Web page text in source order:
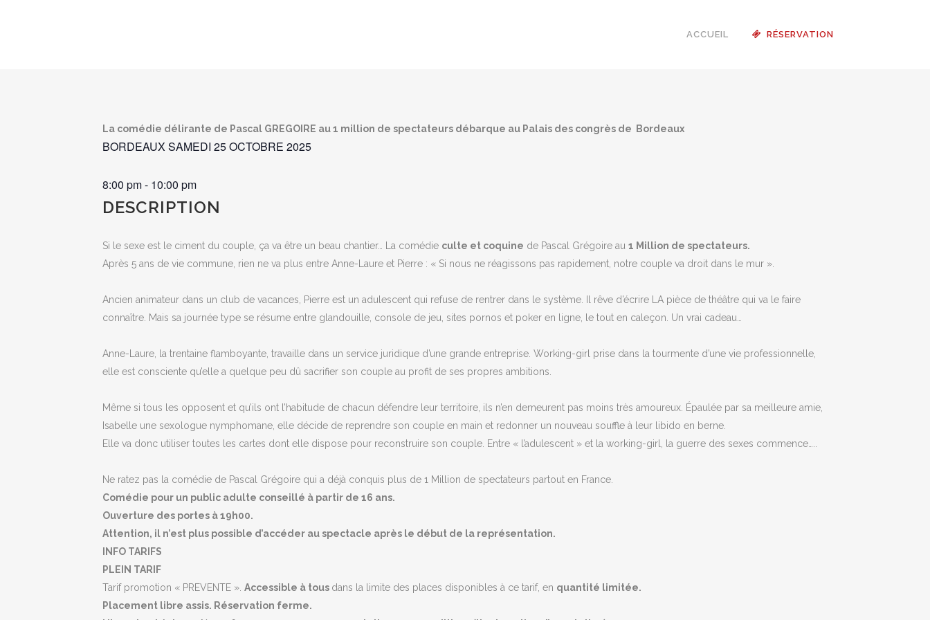
ACCUEIL RÉSERVATION
La comédie délirante de Pascal GREGOIRE au 1 million de spectateurs débarque au Palais des congrès de Bordeaux
BORDEAUX SAMEDI 25 OCTOBRE 2025
8:00 pm- 10:00 pm
DESCRIPTION
Si le sexe est le ciment du couple, ça va être un beau chantier… La comédie culte et coquine de Pascal Grégoire au 1 Million de spectateurs.
Après 5 ans de vie commune, rien ne va plus entre Anne-Laure et Pierre : « Si nous ne réagissons pas rapidement, notre couple va droit dans le mur ».
Ancien animateur dans un club de vacances, Pierre est un adulescent qui refuse de rentrer dans le système. Il rêve d’écrire LA pièce de théâtre qui va le faire
connaître. Mais sa journée type se résume entre glandouille, console de jeu, sites pornos et poker en ligne, le tout en caleçon. Un vrai cadeau…
Anne-Laure, la trentaine flamboyante, travaille dans un service juridique d’une grande entreprise. Working-girl prise dans la tourmente d’une vie professionnelle,
elle est consciente qu’elle a quelque peu dû sacrifier son couple au profit de ses propres ambitions.
Même si tous les opposent et qu’ils ont l’habitude de chacun défendre leur territoire, ils n’en demeurent pas moins très amoureux. Épaulée par sa meilleure amie,
Isabelle une sexologue nymphomane, elle décide de reprendre son couple en main et redonner un nouveau souffle à leur libido en berne.
Elle va donc utiliser toutes les cartes dont elle dispose pour reconstruire son couple. Entre « l’adulescent » et la working-girl, la guerre des sexes commence…..
Ne ratez pas la comédie de Pascal Grégoire qui a déjà conquis plus de 1 Million de spectateurs partout en France.
Comédie pour un public adulte conseillé à partir de 16 ans.
Ouverture des portes à 19h00.
Attention, il n’est plus possible d’accéder au spectacle après le début de la représentation.
INFO TARIFS
PLEIN TARIF
Tarif promotion « PREVENTE ». Accessible à tous dans la limite des places disponibles à ce tarif, en quantité limitée.
Placement libre assis. Réservation ferme.